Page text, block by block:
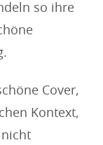
so ihre
Cover,
Kontext,